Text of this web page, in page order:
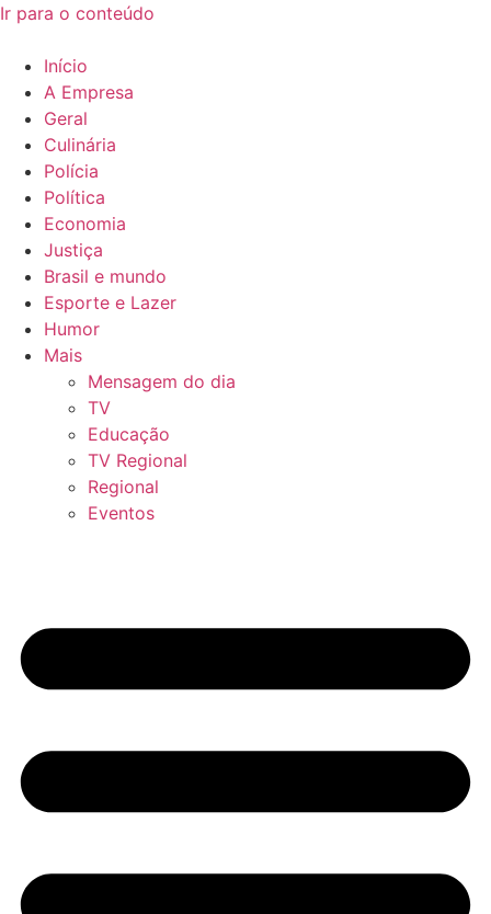
Ir para o conteúdo
Início
A Empresa
Geral
Culinária
Polícia
Política
Economia
Justiça
Brasil e mundo
Esporte e Lazer
Humor
Mais
Mensagem do dia
TV
Educação
TV Regional
Regional
Eventos